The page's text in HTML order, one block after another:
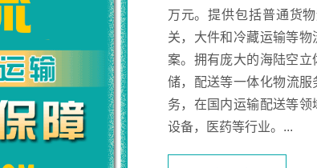
万元。提供包括普通货
关，大件和冷藏运输等
案。拥有庞大的海陆空
储，配送等一体化物流
务，在国内运输配送等领
设备，医药等行业。...